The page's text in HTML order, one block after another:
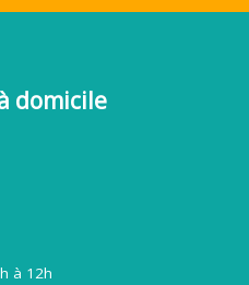
domicile
à 12h